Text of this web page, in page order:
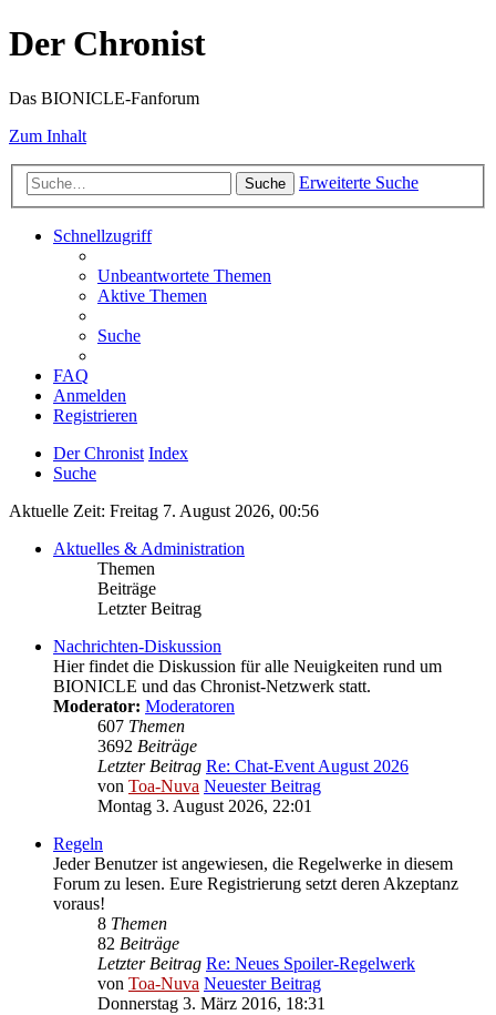
Der Chronist
Das BIONICLE-Fanforum
Zum Inhalt
Suche Erweiterte Suche
Schnellzugriff
Unbeantwortete Themen
Aktive Themen
Suche
FAQ
Anmelden
Registrieren
Der Chronist Index
Suche
Aktuelle Zeit: Freitag 7. August 2026, 00:56
Aktuelles & Administration
Themen
Beiträge
Letzter Beitrag
Nachrichten-Diskussion
Hier findet die Diskussion für alle Neuigkeiten rund um
BIONICLE und das Chronist-Netzwerk statt.
Moderator: Moderatoren
607 Themen
3692 Beiträge
Letzter Beitrag Re: Chat-Event August 2026
von Toa-Nuva Neuester Beitrag
Montag 3. August 2026, 22:01
Regeln
Jeder Benutzer ist angewiesen, die Regelwerke in diesem
Forum zu lesen. Eure Registrierung setzt deren Akzeptanz
voraus!
8 Themen
82 Beiträge
Letzter Beitrag Re: Neues Spoiler-Regelwerk
von Toa-Nuva Neuester Beitrag
Donnerstag 3. März 2016, 18:31